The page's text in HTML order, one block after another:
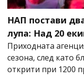
НАП постави
лупа: Над 20
Приходната
сезона, след като
открити при 1200